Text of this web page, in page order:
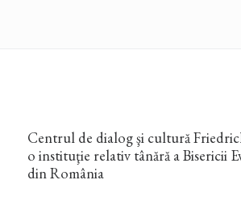
Centrul de dialog şi cultură
o instituţie relativ tânără a Bisericii
din România